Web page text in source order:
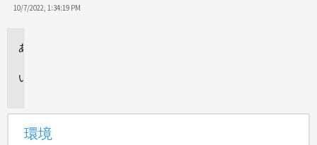
10/7/2022, 1:34:19 PM
環境